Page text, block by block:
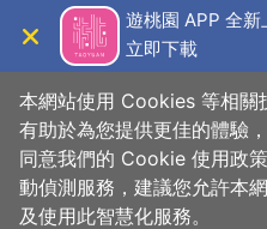
主
遊桃園 APP 全新
立即下載
首頁 > 想去的地方 > 住宿 > 旅館
愛莉園汽
本網站使用 Cookies 等相關
有助於為您提供更佳的體驗
同意我們的 Cookie 使用政
動偵測服務，建議您允許本
及使用此智慧化服務。